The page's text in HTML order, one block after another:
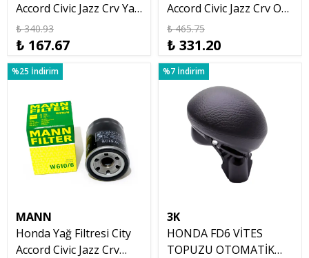
Accord Civic Jazz Crv Yağ
Filtresi Nowa
₺ 340.93
₺ 167.67
Accord Civic Jazz Crv OP
575
₺ 465.75
₺ 331.20
%25 İndirim
MANN
Honda Yağ Filtresi City
Accord Civic Jazz Crv
%7 İndirim
3K
HONDA FD6 VİTES
TOPUZU OTOMATİK